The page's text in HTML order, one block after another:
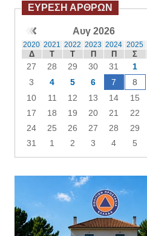
ΕΥΡΕΣΗ ΑΡΘΡΩΝ
Αυγ 2026
2020 2021 2022 2023 2024 2025
Δ Τ Τ Π Π Σ
27 28 29 30 31 1
3
4 5 6 7 8
10
11 12 13 14 15
17
18 19 20 21 22
24
25 26 27 28 29
31
1 2 3 4 5